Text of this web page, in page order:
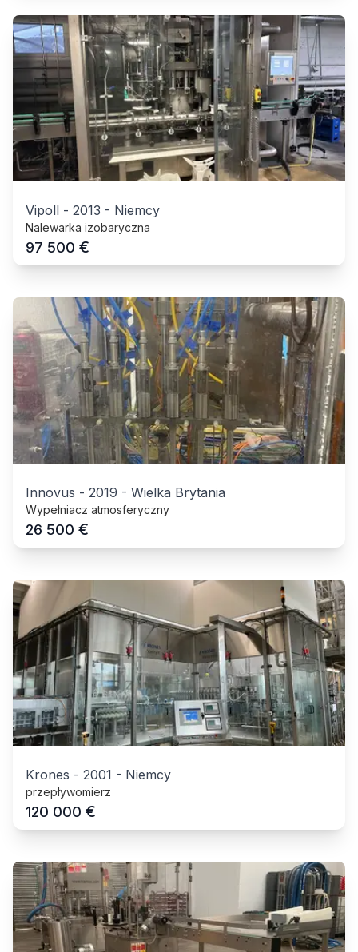
Vipoll - 2013 - Niemcy
Nalewarka izobaryczna
97 500 €
Innovus - 2019 - Wielka Brytania
Wypełniacz atmosferyczny
26 500 €
Krones - 2001 - Niemcy
przepływomierz
120 000 €